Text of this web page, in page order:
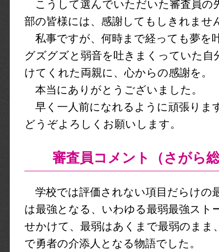
こうして選んでいただいた審査員の
部の皆様には、感謝してもしきれませ
私事ですが、何時まで経っても夢を
グズグズと弱音を吐きまくっていた自
けてくれた両親に、心からの感謝を。
本当にありがとうございました。
早く一人前になれるように頑張りま
どうぞよろしくお願いします。
審査員コメント（さがら
学校では評価されない項目だらけの
は最強となる、いわゆる最弱最強ス
せかけて、最弱はあくまで最弱のまま
で勇者の介添人となる物語でした。